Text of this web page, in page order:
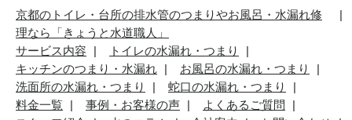
京都のトイレ・台所の排水管のつまりやお風呂・水漏れ修
理なら「きょうと水道職人」
サービス内容
トイレの水漏れ・つまり
キッチンのつまり・水漏れ
お風呂の水漏れ・つまり
洗面所の水漏れ・つまり
蛇口の水漏れ・つまり
料金一覧
事例・お客様の声
よくあるご質問